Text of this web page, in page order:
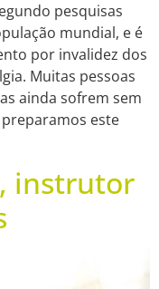
pesquisas
mundial, e é
por invalidez dos
Muitas pessoas
ainda sofrem sem
este
instrutor